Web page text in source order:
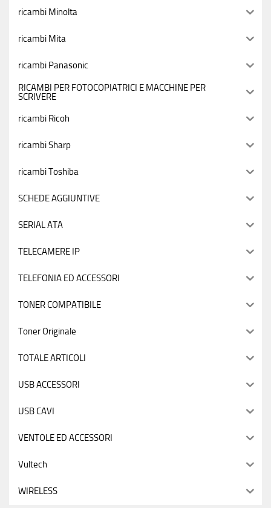
ricambi Minolta
ricambi Mita
ricambi Panasonic
RICAMBI PER FOTOCOPIATRICI E MACCHINE PER
SCRIVERE
ricambi Ricoh
ricambi Sharp
ricambi Toshiba
SCHEDE AGGIUNTIVE
SERIAL ATA
TELECAMERE IP
TELEFONIA ED ACCESSORI
TONER COMPATIBILE
Toner Originale
TOTALE ARTICOLI
USB ACCESSORI
USB CAVI
VENTOLE ED ACCESSORI
Vultech
WIRELESS